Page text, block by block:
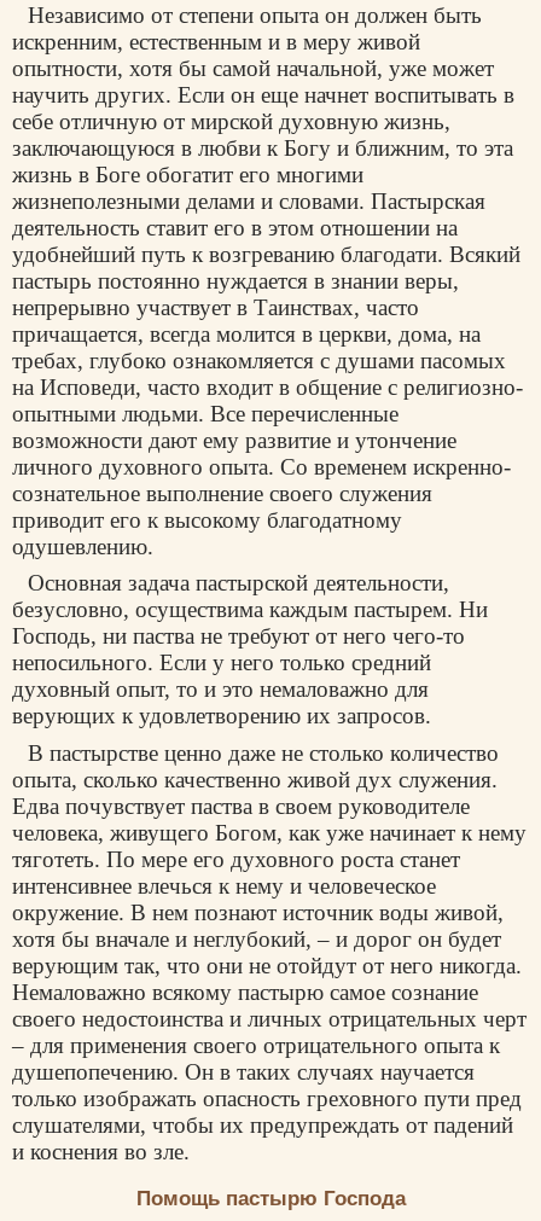
Независимо от степени опыта он должен быть
искренним, естественным и в меру живой
опытности, хотя бы самой начальной, уже может
научить других. Если он еще начнет воспитывать в
себе отличную от мирской духовную жизнь,
заключающуюся в любви к Богу и ближним, то эта
жизнь в Боге обогатит его многими
жизнеполезными делами и словами. Пастырская
деятельность ставит его в этом отношении на
удобнейший путь к возгреванию благодати. Всякий
пастырь постоянно нуждается в знании веры,
непрерывно участвует в Таинствах, часто
причащается, всегда молится в церкви, дома, на
требах, глубоко ознакомляется с душами пасомых
на Исповеди, часто входит в общение с религиозно-
опытными людьми. Все перечисленные
возможности дают ему развитие и утончение
личного духовного опыта. Со временем искренно-
сознательное выполнение своего служения
приводит его к высокому благодатному
одушевлению.
Основная задача пастырской деятельности,
безусловно, осуществима каждым пастырем. Ни
Господь, ни паства не требуют от него чего-то
непосильного. Если у него только средний
духовный опыт, то и это немаловажно для
верующих к удовлетворению их запросов.
В пастырстве ценно даже не столько количество
опыта, сколько качественно живой дух служения.
Едва почувствует паства в своем руководителе
человека, живущего Богом, как уже начинает к нему
тяготеть. По мере его духовного роста станет
интенсивнее влечься к нему и человеческое
окружение. В нем познают источник воды живой,
хотя бы вначале и неглубокий, – и дорог он будет
верующим так, что они не отойдут от него никогда.
Немаловажно всякому пастырю самое сознание
своего недостоинства и личных отрицательных черт
– для применения своего отрицательного опыта к
душепопечению. Он в таких случаях научается
только изображать опасность греховного пути пред
слушателями, чтобы их предупреждать от падений
и коснения во зле.
Помощь пастырю Господа